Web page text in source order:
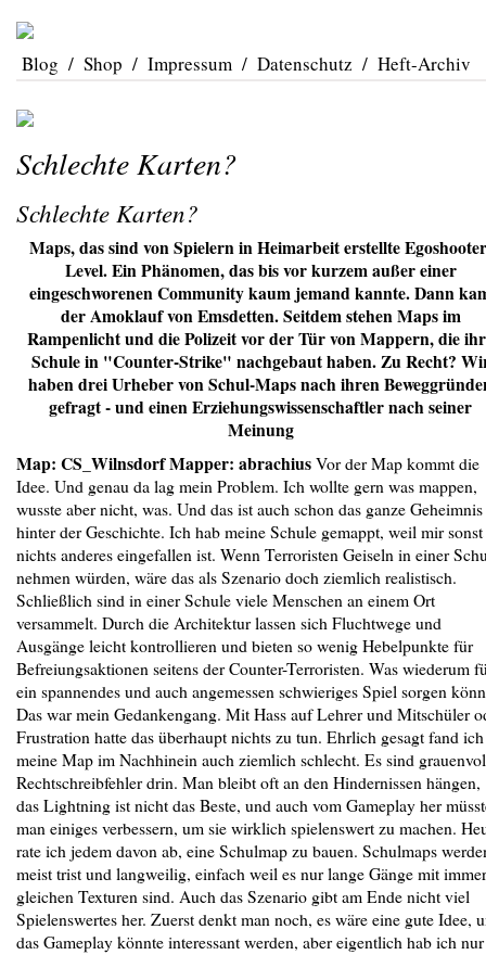
Blog / Shop / Impressum / Datenschutz / Heft-Archiv
Schlechte Karten?
Schlechte Karten?
Maps, das sind von Spielern in Heimarbeit erstellte
Level. Ein Phänomen, das bis vor kurzem außer einer
eingeschworenen Community kaum jemand kannte. Dann
der Amoklauf von Emsdetten. Seitdem stehen Maps im
Rampenlicht und die Polizeit vor der Tür von Mappern, die
Schule in "Counter-Strike" nachgebaut haben. Zu Recht?
haben drei Urheber von Schul-Maps nach ihren
gefragt - und einen Erziehungswissenschaftler nach seiner
Meinung
Map: CS_Wilnsdorf Mapper: abrachiusVor der Map kommt die
Idee. Und genau da lag mein Problem. Ich wollte gern was mappen,
wusste aber nicht, was. Und das ist auch schon das ganze Geheimnis
hinter der Geschichte. Ich hab meine Schule gemappt, weil mir sonst
nichts anderes eingefallen ist. Wenn Terroristen Geiseln in einer
nehmen würden, wäre das als Szenario doch ziemlich realistisch.
Schließlich sind in einer Schule viele Menschen an einem Ort
versammelt. Durch die Architektur lassen sich Fluchtwege und
Ausgänge leicht kontrollieren und bieten so wenig Hebelpunkte für
Befreiungsaktionen seitens der Counter-Terroristen. Was wiederum
ein spannendes und auch angemessen schwieriges Spiel sorgen
Das war mein Gedankengang. Mit Hass auf Lehrer und Mitschüler
Frustration hatte das überhaupt nichts zu tun. Ehrlich gesagt fand ich
meine Map im Nachhinein auch ziemlich schlecht. Es sind
Rechtschreibfehler drin. Man bleibt oft an den Hindernissen hängen,
das Lightning ist nicht das Beste, und auch vom Gameplay her
man einiges verbessern, um sie wirklich spielenswert zu machen.
rate ich jedem davon ab, eine Schulmap zu bauen. Schulmaps
meist trist und langweilig, einfach weil es nur lange Gänge mit immer
gleichen Texturen sind. Auch das Szenario gibt am Ende nicht viel
Spielenswertes her. Zuerst denkt man noch, es wäre eine gute Idee,
das Gameplay könnte interessant werden, aber eigentlich hab ich nur